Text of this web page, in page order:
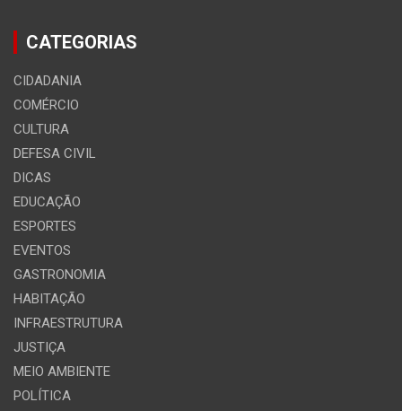
CATEGORIAS
CIDADANIA
COMÉRCIO
CULTURA
DEFESA CIVIL
DICAS
EDUCAÇÃO
ESPORTES
EVENTOS
GASTRONOMIA
HABITAÇÃO
INFRAESTRUTURA
JUSTIÇA
MEIO AMBIENTE
POLÍTICA